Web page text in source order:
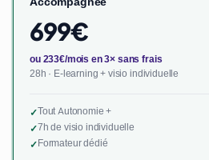
699€
ou 233€/mois en 3× sans frais
28h · E-learning + visio individuelle
✓Tout Autonomie +
✓7h de visio individuelle
✓Formateur dédié